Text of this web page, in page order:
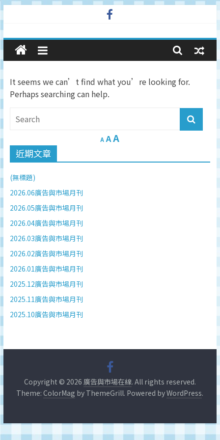
Skip
to
content
廣
告
與
市
場
在
線
深
度
究
品
牌、
銷
的
刊
媒
體
It seems we can’t find what you’re looking for.
Perhaps searching can help.
A AA
近期文章
(無標題)
2026.06廣告與市場月刊
2026.05廣告與市場月刊
2026.04廣告與市場月刊
2026.03廣告與市場月刊
2026.02廣告與市場月刊
2026.01廣告與市場月刊
2025.12廣告與市場月刊
2025.11廣告與市場月刊
2025.10廣告與市場月刊
Copyright © 2026 廣告與市場在線. All rights reserved.
Theme:ColorMag by ThemeGrill. Powered byWordPress.